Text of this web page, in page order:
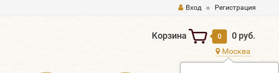
Вход Регистрация
Корзина 0 0 руб.
Москва